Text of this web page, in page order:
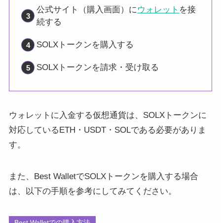
公式サイト（購入画面）にウォレット を接
続する
SOLXトークンを購入する
SOLXトークンを請求・受け取る
ウォレットに入金する仮想通貨は、SOLXトークンに
対応しているETH・USDT・SOLである必要がありま
す。
また、Best WalletでSOLXトークンを購入する場合
は、以下の手順を参考にしてみてください。